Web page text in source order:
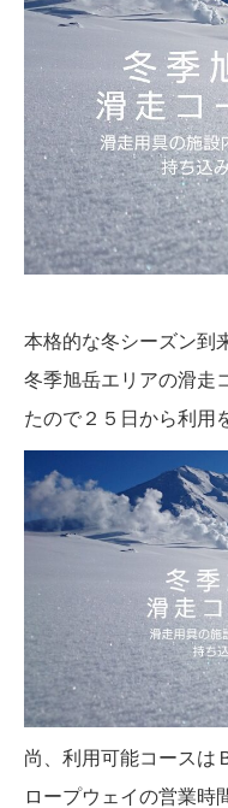
本格的な冬シーズン到
冬季旭岳エリアの滑走
たので２５日から利用
尚、利用可能コースは
ロープウェイの営業時